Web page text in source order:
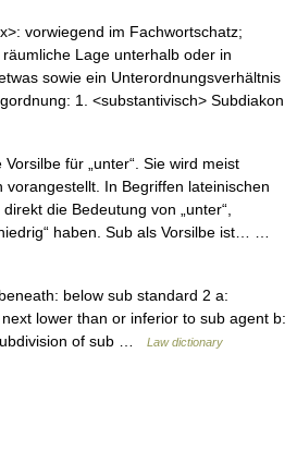
vorwiegend im Fachwortschatz;
Lage unterhalb oder in
sowie ein Unterordnungsverhältnis
1. <substantivisch> Subdiakon
für „unter“. Sie wird meist
In Begriffen lateinischen
die Bedeutung von „unter“,
haben. Sub als Vorsilbe ist… …
below sub standard 2 a:
lower than or inferior to sub agent b:
of sub …
Law dictionary